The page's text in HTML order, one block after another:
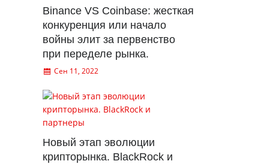
Binance VS Coinbase: жесткая
конкуренция или начало
войны элит за первенство
при переделе рынка.
Сен 11, 2022
Новый этап эволюции
крипторынка. BlackRock и